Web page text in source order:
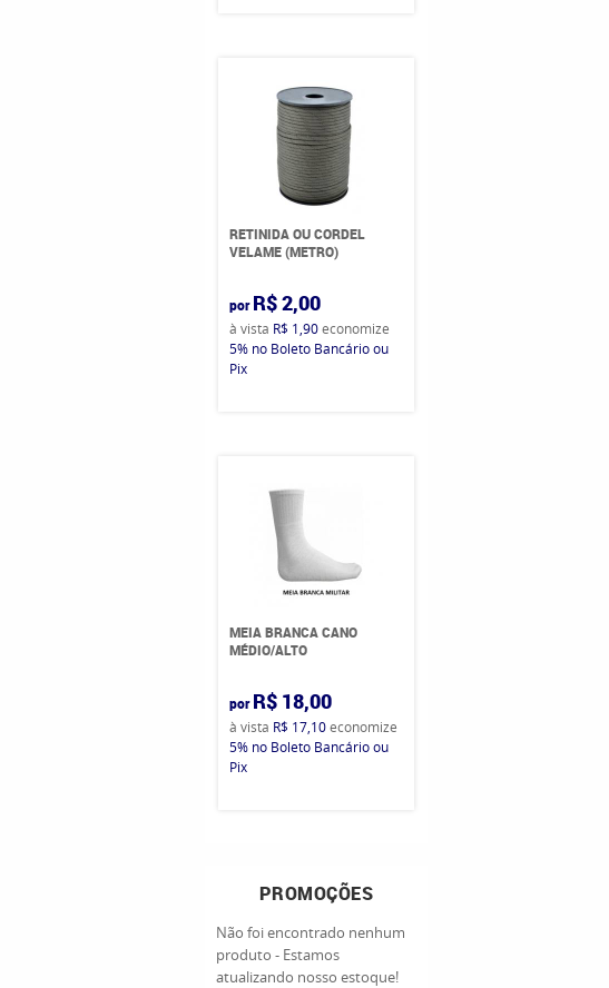
RETINIDA OU CORDEL
VELAME (METRO)
por R$ 2,00
à vista R$ 1,90economize
5% no Boleto Bancário ou
Pix
MEIA BRANCA CANO
MÉDIO/ALTO
por R$ 18,00
à vista R$ 17,10economize
5% no Boleto Bancário ou
Pix
PROMOÇÕES
Não foi encontrado nenhum
produto - Estamos
atualizando nosso estoque!